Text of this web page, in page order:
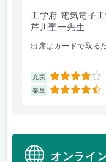
工学府 電気電子
芹川聖一先生
出席はカードで取る
充実 4
楽単 4.5
オンライ